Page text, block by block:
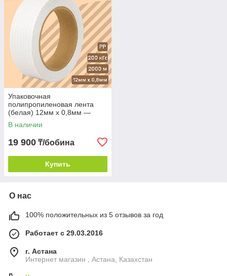
Упаковочная
полипропиленовая лента
(белая) 12мм х 0,8мм —
2000м
В наличии
19 900 ₸/бобина
Купить
О нас
100% положительных из 5 отзывов за год
Работает с 29.03.2016
г. Астана
Интернет магазин , Астана, Казахстан